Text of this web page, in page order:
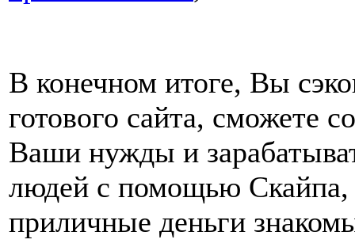
В конечном итоге, Вы
готового сайта, сможете
Ваши нужды и
людей с помощью Скайпа,
приличные деньги